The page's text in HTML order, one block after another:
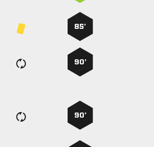
85’
90’
90’